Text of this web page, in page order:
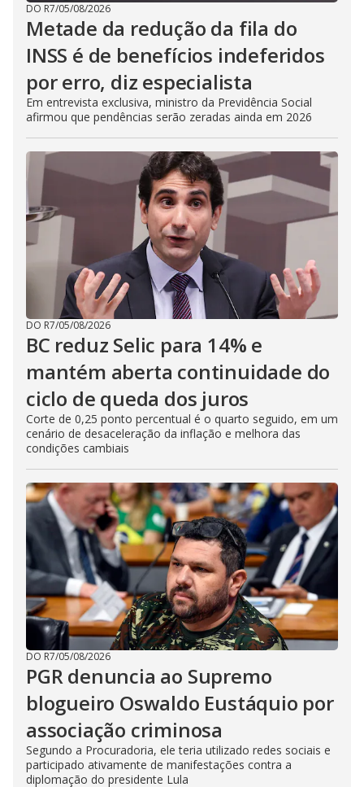
DO R7/05/08/2026
Metade da redução da fila do
INSS é de benefícios indeferidos
por erro, diz especialista
Em entrevista exclusiva, ministro da Previdência Social
afirmou que pendências serão zeradas ainda em 2026
DO R7/05/08/2026
BC reduz Selic para 14% e
mantém aberta continuidade do
ciclo de queda dos juros
Corte de 0,25 ponto percentual é o quarto seguido, em um
cenário de desaceleração da inflação e melhora das
condições cambiais
DO R7/05/08/2026
PGR denuncia ao Supremo
blogueiro Oswaldo Eustáquio por
associação criminosa
Segundo a Procuradoria, ele teria utilizado redes sociais e
participado ativamente de manifestações contra a
diplomação do presidente Lula